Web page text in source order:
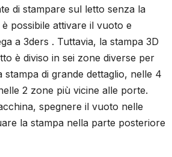
di stampare sul letto senza la
possibile attivare il vuoto e
a 3ders . Tuttavia, la stampa 3D
è diviso in sei zone diverse per
di grande dettaglio, nelle 4
2 zone più vicine alle porte.
spegnere il vuoto nelle
la stampa nella parte posteriore